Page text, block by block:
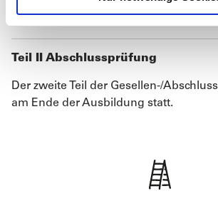
dem zweiten Ausbildungsjahr
Teil II Abschlussprüfung
Der zweite Teil der Gesellen-/
am Ende der Ausbildung statt.